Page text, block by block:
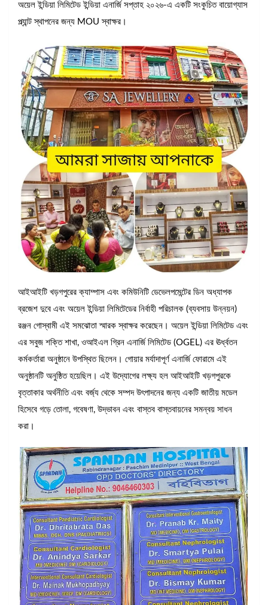
অয়েল ইন্ডিয়া লিমিটেড ইন্ডিয়া এনার্জি সপ্তাহ ২০২৬-এ একটি সংকুচিত বায়োগ্যাস
প্ল্যান্ট স্থাপনের জন্য MOU স্বাক্ষর।
আইআইটি খড়গপুরের ক্যাম্পাস এবং কমিউনিটি ডেভেলপমেন্টের ডিন অধ্যাপক
ব্রজেশ দুবে এবং অয়েল ইন্ডিয়া লিমিটেডের নির্বাহী পরিচালক (ব্যবসায় উন্নয়ন)
রঞ্জন গোস্বামী এই সমঝোতা স্মারক স্বাক্ষর করেছেন। অয়েল ইন্ডিয়া লিমিটেড এবং
এর সবুজ শক্তি শাখা, ওআইএল গ্রিন এনার্জি লিমিটেড (OGEL) এর ঊর্ধ্বতন
কর্মকর্তারা অনুষ্ঠানে উপস্থিত ছিলেন। গোয়ার মর্যাদাপূর্ণ এনার্জি ফোরামে এই
অনুষ্ঠানটি অনুষ্ঠিত হয়েছিল। এই উদ্যোগের লক্ষ্য হল আইআইটি খড়গপুরকে
বৃত্তাকার অর্থনীতি এবং বর্জ্য থেকে সম্পদ উৎপাদনের জন্য একটি জাতীয় মডেল
হিসেবে গড়ে তোলা, গবেষণা, উদ্ভাবন এবং বাস্তব বাস্তবায়নের সমন্বয় সাধন
করা।